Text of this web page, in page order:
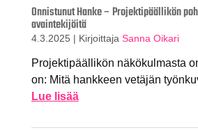
Onnistunut Hanke – Projektipäällikön
avaintekijöitä
4.3.2025 | Kirjoittaja Sanna Oikari
Projektipäällikön näkökulmasta
on: Mitä hankkeen vetäjän
Lue lisää